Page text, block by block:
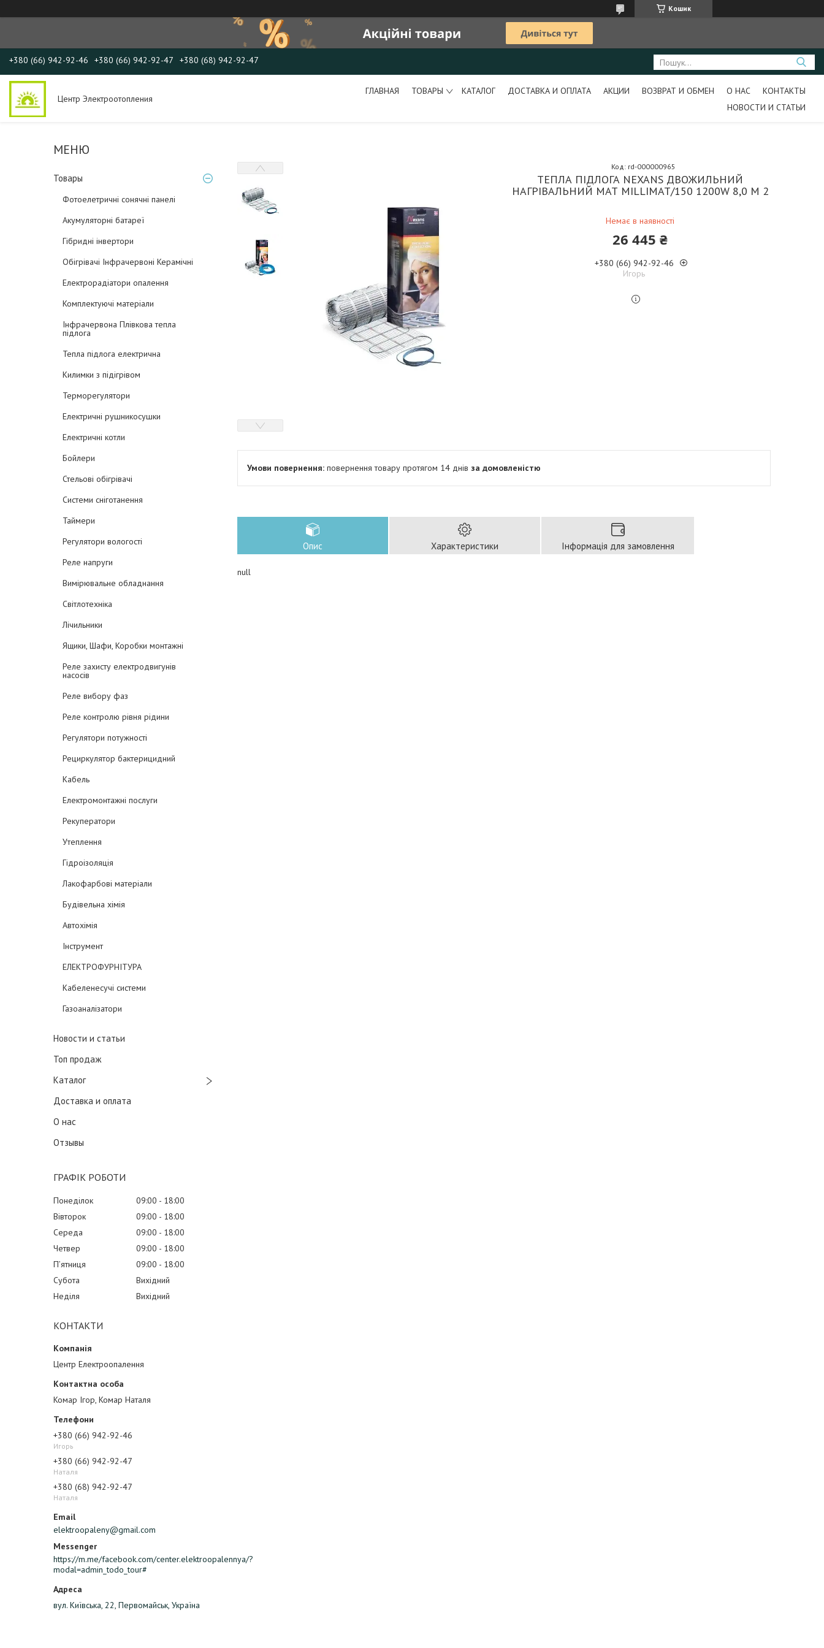
Кошик
+380 (66) 942-92-46 +380 (66) 942-92-47 +380 (68) 942-92-47
Центр Электроотопления
ГЛАВНАЯ ТОВАРЫ КАТАЛОГ ДОСТАВКА И ОПЛАТА АКЦИИ ВОЗВРАТ И ОБМЕН О НАС
КОНТАКТЫ
НОВОСТИ И СТАТЬИ
Товары
Фотоелетричні cонячні панелі
Акумуляторні батареї
Гібридні інвертори
Обігрівачі Інфрачервоні Керамічні
Електрорадіатори опалення
Комплектуючі матеріали
Інфрачервона Плівкова тепла
підлога
Тепла підлога електрична
Килимки з підігрівом
Терморегулятори
Електричні рушникосушки
Електричні котли
Бойлери
Стельові обігрівачі
Системи сніготанення
Таймери
Регулятори вологості
Реле напруги
Вимірювальне обладнання
Світлотехніка
Лічильники
Ящики, Шафи, Коробки монтажні
Реле захисту електродвигунів
насосів
Реле вибору фаз
Реле контролю рівня рідини
Регулятори потужності
Рециркулятор бактерицидний
Кабель
Електромонтажні послуги
Рекуператори
Утеплення
Гідроізоляція
Лакофарбові матеріали
Будівельна хімія
Автохімія
Інструмент
ЕЛЕКТРОФУРНІТУРА
Кабеленесучі системи
Газоаналізатори
Новости и статьи
Топ продаж
Каталог
Доставка и оплата
О нас
Отзывы
ГРАФІК РОБОТИ
Понеділок 09:00
18:00
Вівторок
09:00
18:00
Середа
09:00
18:00
Четвер
09:00
18:00
Пʼятниця
09:00
18:00
Субота
Вихідний
Неділя
Вихідний
КОНТАКТИ
Центр Електроопалення
Комар Ігор, Комар Наталя
+380 (66) 942-92-46
Игорь
+380 (66) 942-92-47
Наталя
+380 (68) 942-92-47
Наталя
elektroopaleny@gmail.com
https://m.me/facebook.com/center.elektroopalennya/?
modal=admin_todo_tour#
вул. Київська, 22, Первомайськ, Україна
ТЕПЛА ПІДЛОГА NEXANS ДВОЖИЛЬНИЙ
НАГРІВАЛЬНИЙ МАТ MILLIMAT/150 1200W 8,0 M 2
Немає в наявності
Код: rd-000000965
26 445 ₴
+380 (66) 942-92-46
Игорь
повернення товару протягом 14 днів за домовленістю
Опис Характеристики Інформація для замовлення
null